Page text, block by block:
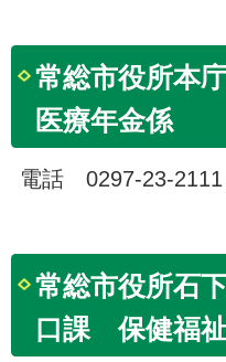
常総市役所本
医療年金係
電話 0297-23-
常総市役所石
口課 保健福